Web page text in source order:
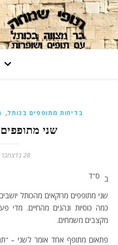
בדיחות מתופפים בכותל,
שני
28 בדצמבר 2014
ב ס"ד
שני מתופפים מרוקאים מהכותל
כמה כוסיות ונהנים מהחיים. מדי
מקצבים משמחים.
פתאום מתופף אחד אומר לשני –